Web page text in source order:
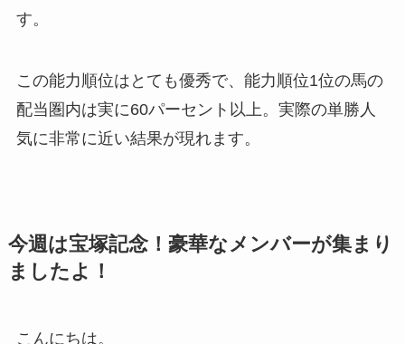
す。
この能力順位はとても優秀で、能力順位1位の馬の
配当圏内は実に60パーセント以上。実際の単勝人
気に非常に近い結果が現れます。
今週は宝塚記念！豪華なメンバーが集まり
ましたよ！
こんにちは。